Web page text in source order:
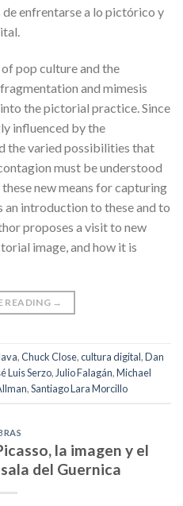
enfrentarse a lo pictórico y
pop culture and the
and mimesis
the pictorial practice. Since
influenced by the
the varied possibilities that
must be understood
new means for capturing
an introduction to these and to
proposes a visit to new
image, and how it is
READING →
,Chuck Close,cultura digital,Dan
Luis Serzo, Julio Falagán,Michael
,Santiago Lara Morcillo
la imagen y el
del Guernica